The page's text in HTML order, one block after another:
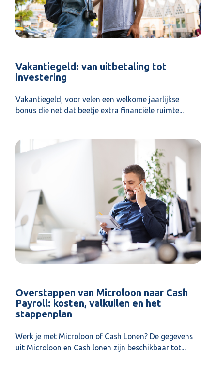
Vakantiegeld: van uitbetaling tot
investering
Vakantiegeld, voor velen een welkome jaarlijkse
bonus die net dat beetje extra financiële ruimte...
Overstappen van Microloon naar Cash
Payroll: kosten, valkuilen en het
stappenplan
Werk je met Microloon of Cash Lonen? De gegevens
uit Microloon en Cash lonen zijn beschikbaar tot...